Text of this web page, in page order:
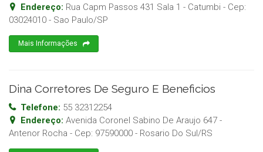
Endereço: Rua Capm Passos 431 Sala 1 - Catumbi - Cep:
03024010 - Sao Paulo/SP
Mais Informações
Dina Corretores De Seguro E Beneficios
Telefone: 55 32312254
Endereço: Avenida Coronel Sabino De Araujo 647 -
Antenor Rocha - Cep: 97590000 - Rosario Do Sul/RS